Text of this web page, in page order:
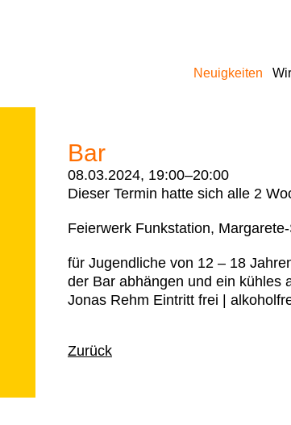
Neuigkeiten
Bar
08.03.2024, 19:00–20:00
Dieser Termin hatte sich alle 2
Feierwerk Funkstation,
für Jugendliche von 12 – 18
der Bar abhängen und ein kühles
Jonas Rehm Eintritt frei |
Zurück